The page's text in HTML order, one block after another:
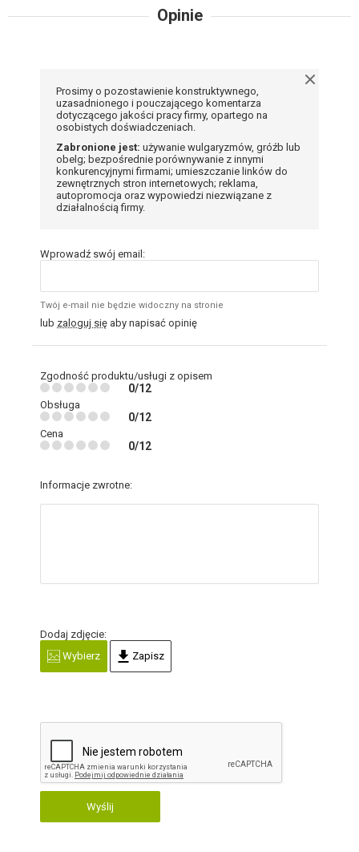
Opinie
Prosimy o pozostawienie konstruktywnego,
uzasadnionego i pouczającego komentarza
dotyczącego jakości pracy firmy, opartego na
osobistych doświadczeniach.
Zabronione jest: używanie wulgaryzmów, gróźb lub
obelg; bezpośrednie porównywanie z innymi
konkurencyjnymi firmami; umieszczanie linków do
zewnętrznych stron internetowych; reklama,
autopromocja oraz wypowiedzi niezwiązane z
działalnością firmy.
Wprowadź swój email:
Twój e-mail nie będzie widoczny na stronie
lub zaloguj się aby napisać opinię
Zgodność produktu/usługi z opisem
0/12
Obsługa
0/12
Cena
0/12
Informacje zwrotne:
Dodaj zdjęcie:
Wybierz
Zapisz
Wyślij